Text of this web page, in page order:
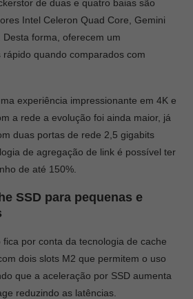
de duas e quatro baias são
Intel Celeron Quad Core, Gemini
forma, oferecem um
quando comparados com
experiência impressionante em 4K e
a rede a evolução foi ainda maior, já
duas portas de rede 2,5 gigabits
de agregação de link é possível ter
de até 150%.
SSD para pequenas e
por conta da tecnologia de cache
dois slots M2 que permitem o uso
que a aceleração por SSD aumenta
reduzindo as latências.